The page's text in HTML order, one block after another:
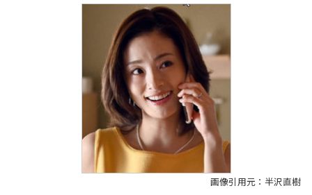
画像引用元：半沢直樹